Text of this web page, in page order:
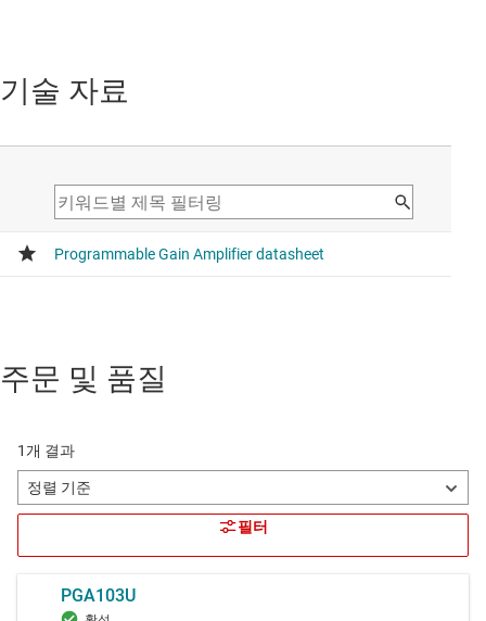
기술 자료
주문 및 품질